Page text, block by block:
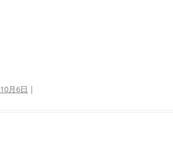
月6日 |